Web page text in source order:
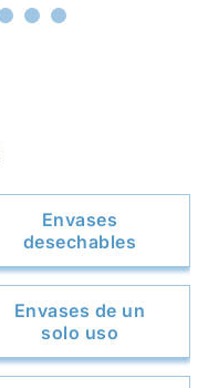
Envases
desechables
Envases de un
solo uso